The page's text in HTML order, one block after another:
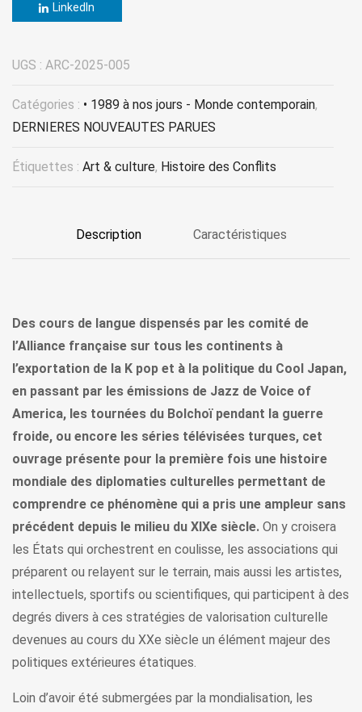
LinkedIn
UGS : ARC-2025-005
Catégories : • 1989 à nos jours - Monde contemporain,
DERNIERES NOUVEAUTES PARUES
Étiquettes : Art & culture, Histoire des Conflits
Description Caractéristiques
Des cours de langue dispensés par les comité de
l’Alliance française sur tous les continents à
l’exportation de la K pop et à la politique du Cool Japan,
en passant par les émissions de Jazz de Voice of
America, les tournées du Bolchoï pendant la guerre
froide, ou encore les séries télévisées turques, cet
ouvrage présente pour la première fois une histoire
mondiale des diplomaties culturelles permettant de
comprendre ce phénomène qui a pris une ampleur sans
précédent depuis le milieu du XIXe siècle. On y croisera
les États qui orchestrent en coulisse, les associations qui
préparent ou relayent sur le terrain, mais aussi les artistes,
intellectuels, sportifs ou scientifiques, qui participent à des
degrés divers à ces stratégies de valorisation culturelle
devenues au cours du XXe siècle un élément majeur des
politiques extérieures étatiques.
Loin d’avoir été submergées par la mondialisation, les